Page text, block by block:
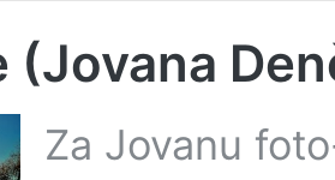
(Jovana
Za Jovanu